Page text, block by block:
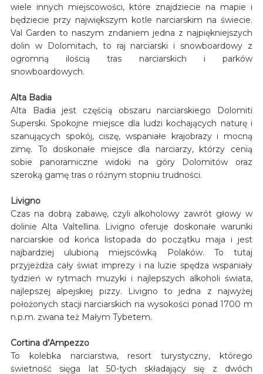
wiele innych miejscowości, które znajdziecie na mapie i
będziecie przy największym kotle narciarskim na świecie.
Val Garden to naszym zndaniem jedna z najpiękniejszych
dolin w Dolomitach, to raj narciarski i snowboardowy z
ogromną ilością tras narciarskich i parków
snowboardowych.
Alta Badia
Alta Badia jest częścią obszaru narciarskiego Dolomiti
Superski. Spokojne miejsce dla ludzi kochających naturę i
szanujących spokój, ciszę, wspaniałe krajobrazy i mocną
zimę. To doskonałe miejsce dla narciarzy, którzy cenią
sobie panoramiczne widoki na góry Dolomitów oraz
szeroką gamę tras o różnym stopniu trudności.
Livigno
Czas na dobrą zabawę, czyli alkoholowy zawrót głowy w
dolinie Alta Valtellina. Livigno oferuje doskonałe warunki
narciarskie od końca listopada do początku maja i jest
najbardziej ulubioną miejscówką Polaków. To tutaj
przyjeżdża cały świat imprezy i na luzie spędza wspaniały
tydzień w rytmach muzyki i najlepszych alkoholi świata,
najlepszej alpejskiej pizzy. Livigno to jedna z najwyżej
położonych stacji narciarskich na wysokości ponad 1700 m
n.p.m. zwana też Małym Tybetem.
Cortina d’Ampezzo
To kolebka narciarstwa, resort turystyczny, którego
świetność sięga lat 50-tych składający się z dwóch